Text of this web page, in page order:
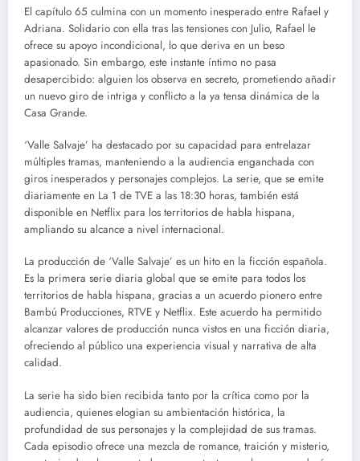
El capítulo 65 culmina con un momento inesperado entre Rafael y
Adriana. Solidario con ella tras las tensiones con Julio, Rafael le
ofrece su apoyo incondicional, lo que deriva en un beso
apasionado. Sin embargo, este instante íntimo no pasa
desapercibido: alguien los observa en secreto, prometiendo añadir
un nuevo giro de intriga y conflicto a la ya tensa dinámica de la
Casa Grande.
‘Valle Salvaje’ ha destacado por su capacidad para entrelazar
múltiples tramas, manteniendo a la audiencia enganchada con
giros inesperados y personajes complejos. La serie, que se emite
diariamente en La 1 de TVE a las 18:30 horas, también está
disponible en Netflix para los territorios de habla hispana,
ampliando su alcance a nivel internacional.
La producción de ‘Valle Salvaje’ es un hito en la ficción española.
Es la primera serie diaria global que se emite para todos los
territorios de habla hispana, gracias a un acuerdo pionero entre
Bambú Producciones, RTVE y Netflix. Este acuerdo ha permitido
alcanzar valores de producción nunca vistos en una ficción diaria,
ofreciendo al público una experiencia visual y narrativa de alta
calidad.
La serie ha sido bien recibida tanto por la crítica como por la
audiencia, quienes elogian su ambientación histórica, la
profundidad de sus personajes y la complejidad de sus tramas.
Cada episodio ofrece una mezcla de romance, traición y misterio,